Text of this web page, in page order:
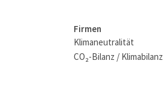
Firmen
Klimaneutralität
CO₂-Bilanz / Klimabilanz